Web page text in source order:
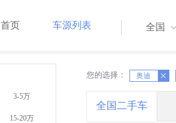
首页 车源列表 全国
3-5万
15-20万
您的选择： 奥迪
X X
全国二手车